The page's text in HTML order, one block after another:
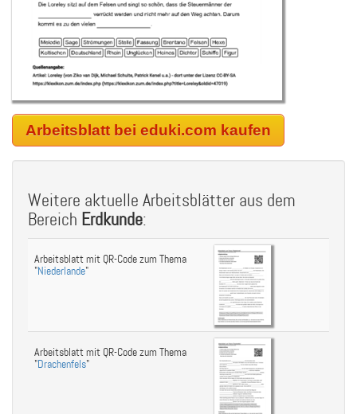
Arbeitsblatt bei eduki.com kaufen
Weitere aktuelle Arbeitsblätter aus dem
Bereich Erdkunde:
Arbeitsblatt mit QR-Code zum Thema
"Niederlande"
Arbeitsblatt mit QR-Code zum Thema
"Drachenfels"